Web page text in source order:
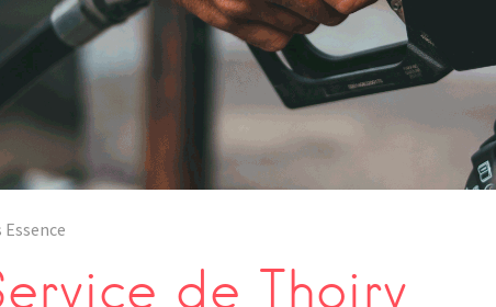
de Thoiry